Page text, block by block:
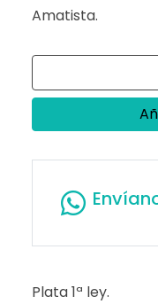
Amatista.
Plata 1ª ley.